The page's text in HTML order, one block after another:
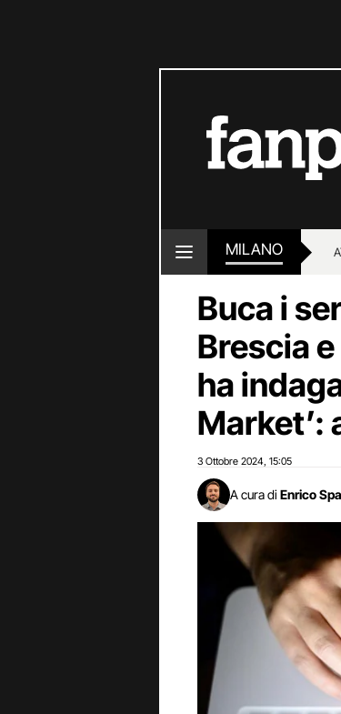
MILANO
Buca i
Brescia
ha
Market’:
3 Ottobre 2024 15:05
A cura di Enrico